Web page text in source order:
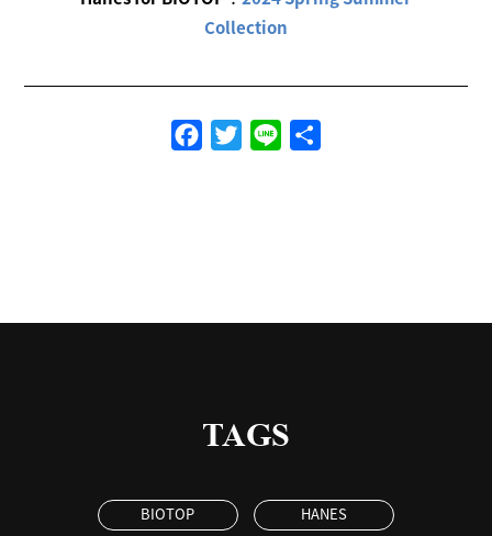
Collection
FacebookTwitterLine
TAGS
BIOTOP HANES